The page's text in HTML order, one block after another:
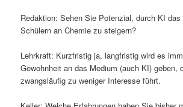
Redaktion: Sehen Sie Potenzial, durch KI
Schülern an Chemie zu steigern?
Lehrkraft: Kurzfristig ja, langfristig wird es
Gewohnheit an das Medium (auch KI) geben,
zwangsläufig zu weniger Interesse führt.